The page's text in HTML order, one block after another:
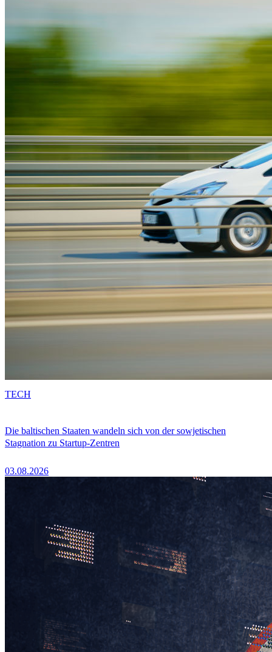
Die baltischen Staaten wandeln sich von der sowjetischen
Stagnation zu Startup-Zentren
03.08.2026
TECH